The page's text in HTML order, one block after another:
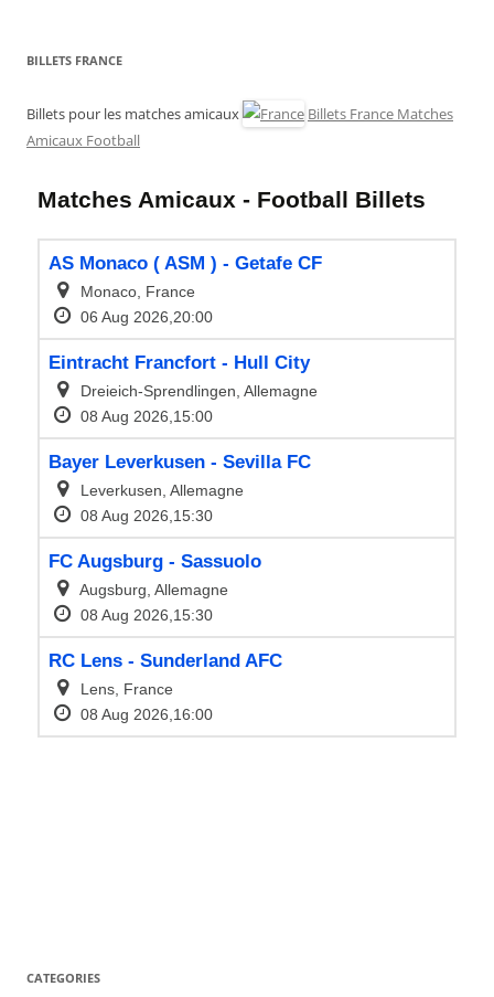
BILLETS FRANCE
Billets pour les matches amicaux
Billets France Matches
Amicaux Football
CATEGORIES